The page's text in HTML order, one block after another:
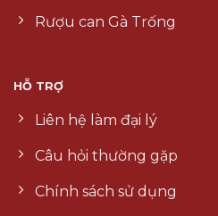
Rượu can Gà Trống
HỖ TRỢ
Liên hệ làm đại lý
Câu hỏi thường gặp
Chính sách sử dụng